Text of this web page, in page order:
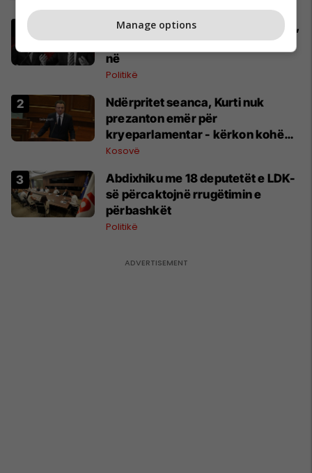
Përfundon takimin me Abdixhikun,
Kurti: S'ka marrëveshje me LDK-
në
Politikë
Ndërpritet seanca, Kurti nuk
prezanton emër për
kryeparlamentar - kërkon kohë
shtesë për marrëveshje politike
Kosovë
Abdixhiku me 18 deputetët e LDK-
së përcaktojnë rrugëtimin e
përbashkët
Politikë
Manage options